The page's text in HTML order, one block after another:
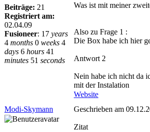
Beiträge: 21
Registriert am:
02.04.09
Fusioneer: 17 years
4 months 0 weeks 4
days 6 hours 41
minutes 51 seconds
Was ist mit meiner
Also zu Frage 1 :
Die Box habe ich hier
Antwort 2
Nein habe ich nicht da
mit der Instalation
Website
Modi-Skymann
Geschrieben am
Zitat